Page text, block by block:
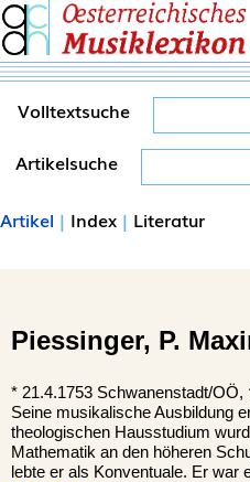
Volltextsuche
Artikelsuche
Artikel | Index | Literatur
Piessinger, P.
* 21.4.1753 Schwanenstadt/OÖ,
Seine musikalische Ausbildung
theologischen Hausstudium
Mathematik an den höheren
lebte er als Konventuale. Er war